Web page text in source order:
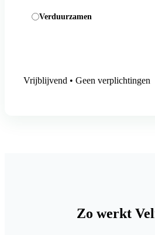
Verduurzamen
Vrijblijvend • Geen verplichtingen
Zo werkt